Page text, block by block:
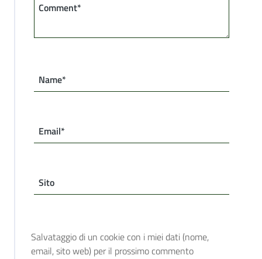
Comment*
Name*
Email*
Sito
Salvataggio di un cookie con i miei dati (nome,
email, sito web) per il prossimo commento